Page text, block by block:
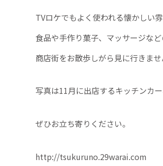
TVロケでもよく使われる懐かしい
食品や手作り菓子、マッサージな
商店街をお散歩しがら見に行きませ
写真は11月に出店するキッチンカ
ぜひお立ち寄りください。
http://tsukuruno.29warai.com